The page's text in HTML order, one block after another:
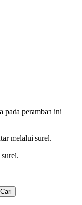
pada peramban ini
melalui surel.